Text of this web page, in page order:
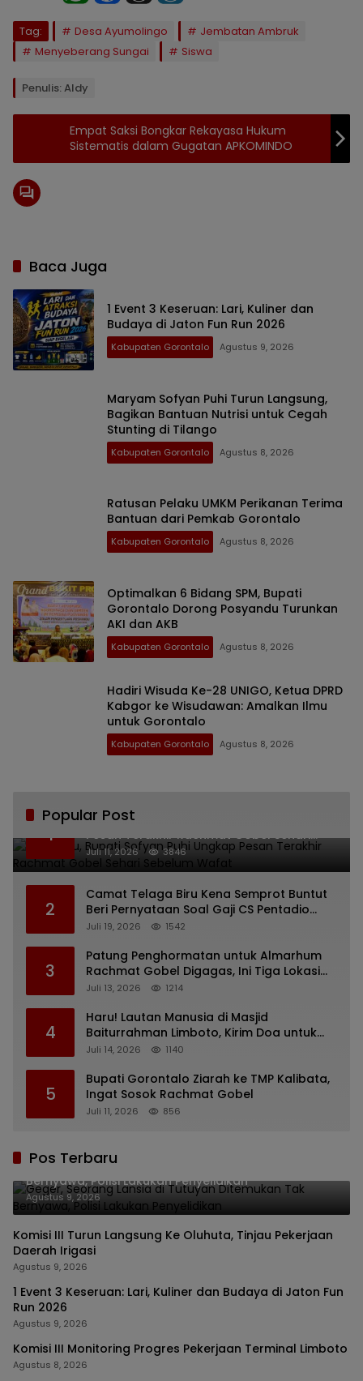
Tag: Desa Ayumolingo
Jembatan Ambruk
Menyeberang Sungai
Siswa
Penulis: Aldy
Empat Saksi Bongkar Rekayasa Hukum
Sistematis dalam Gugatan APKOMINDO
Baca Juga
1 Event 3 Keseruan: Lari, Kuliner dan
Budaya di Jaton Fun Run 2026
Kabupaten Gorontalo Agustus 9, 2026
Maryam Sofyan Puhi Turun Langsung,
Bagikan Bantuan Nutrisi untuk Cegah
Stunting di Tilango
Kabupaten Gorontalo Agustus 8, 2026
Ratusan Pelaku UMKM Perikanan Terima
Bantuan dari Pemkab Gorontalo
Kabupaten Gorontalo Agustus 8, 2026
Optimalkan 6 Bidang SPM, Bupati
Gorontalo Dorong Posyandu Turunkan
AKI dan AKB
Kabupaten Gorontalo Agustus 8, 2026
Hadiri Wisuda Ke-28 UNIGO, Ketua DPRD
Kabgor ke Wisudawan: Amalkan Ilmu
untuk Gorontalo
Kabupaten Gorontalo Agustus 8, 2026
Popular Post
1
Bikin Haru, Bupati Sofyan Puhi Ungkap
Pesan Terakhir Rachmat Gobel Sehari
Sebelum Wafat
Juli 11, 2026 3846
2
Camat Telaga Biru Kena Semprot Buntut
Beri Pernyataan Soal Gaji CS Pentadio
Barat yang Nunggak
Juli 19, 2026 1542
3
Patung Penghormatan untuk Almarhum
Rachmat Gobel Digagas, Ini Tiga Lokasi
yang Diusulkan
Juli 13, 2026 1214
4
Haru! Lautan Manusia di Masjid
Baiturrahman Limboto, Kirim Doa untuk
Almarhum Rachmat Gobel
Juli 14, 2026 1140
5
Bupati Gorontalo Ziarah ke TMP Kalibata,
Ingat Sosok Rachmat Gobel
Juli 11, 2026 856
Pos Terbaru
Geger, Seorang Lansia di Tutuyan Ditemukan Tak
Bernyawa, Polisi Lakukan Penyelidikan
Agustus 9, 2026
Komisi III Turun Langsung Ke Oluhuta, Tinjau Pekerjaan
Daerah Irigasi
Agustus 9, 2026
1 Event 3 Keseruan: Lari, Kuliner dan Budaya di Jaton Fun
Run 2026
Agustus 9, 2026
Komisi III Monitoring Progres Pekerjaan Terminal Limboto
Agustus 8, 2026